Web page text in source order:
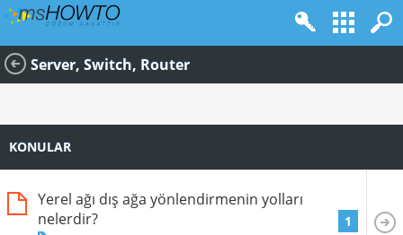
Server, Switch, Router
KONULAR
Yerel ağı dış ağa yönlendirmenin yolları
nelerdir?
1